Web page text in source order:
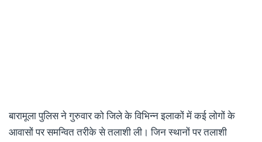
बारामूला पुलिस ने गुरुवार को जिले के विभिन्न इलाकों में कई लोगों के
आवासों पर समन्वित तरीके से तलाशी ली। जिन स्थानों पर तलाशी